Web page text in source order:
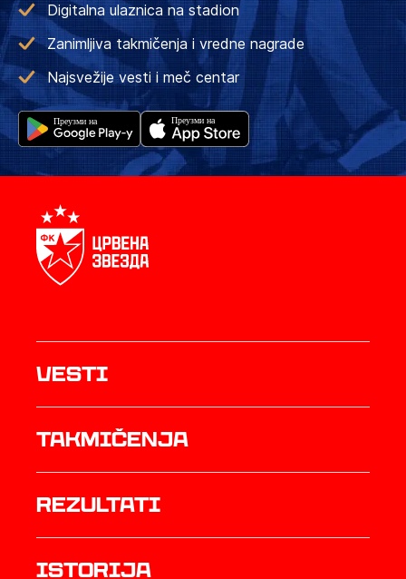
Digitalna ulaznica na stadion
Zanimljiva takmičenja i vredne nagrade
Najsvežije vesti i meč centar
Vesti
Takmičenja
rezultati
istorija